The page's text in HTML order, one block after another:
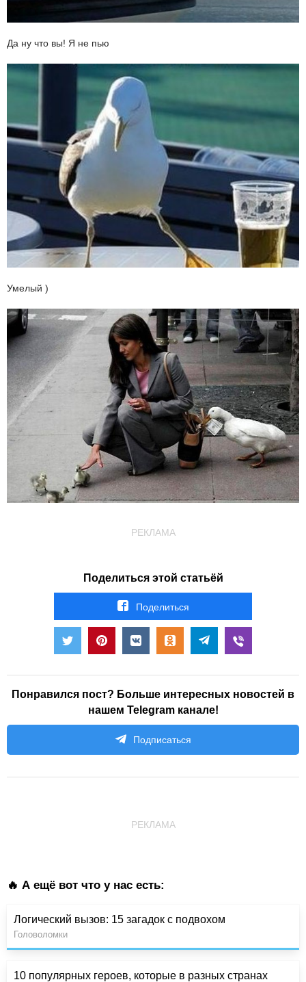
Да ну что вы! Я не пью
Умелый )
РЕКЛАМА
Поделиться этой статьёй
Поделиться
Понравился пост? Больше интересных новостей в
нашем Telegram канале!
Подписаться
РЕКЛАМА
🔥 А ещё вот что у нас есть:
Логический вызов: 15 загадок с подвохом
Головоломки
10 популярных героев, которые в разных странах